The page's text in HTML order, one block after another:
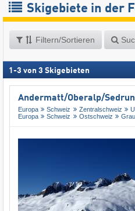
Skigebiete in der
Filtern/Sortieren
1 -3 von 3 Skigebieten
Andermatt/​Oberalp/​Sedrun
Europa Schweiz Zentralschweiz
Europa
Schweiz Ostschweiz